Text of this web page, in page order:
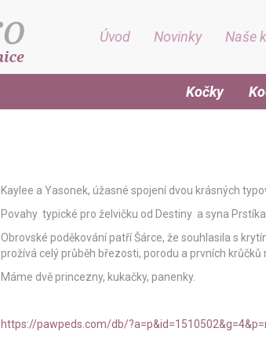
Úvod Novinky Naše
Kočky
Kaylee a Yasonek, úžasné spojení dvou krásných
Povahy typické pro želvičku od Destiny a syna Prstíka.
Obrovské poděkování patří Šárce, že souhlasila s
prožívá celý průběh březosti, porodu a prvních krůčků
Máme dvě princezny, kukačky, panenky.
https://pawpeds.com/db/